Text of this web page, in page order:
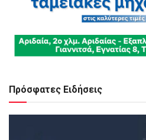
Πρόσφατες Ειδήσεις